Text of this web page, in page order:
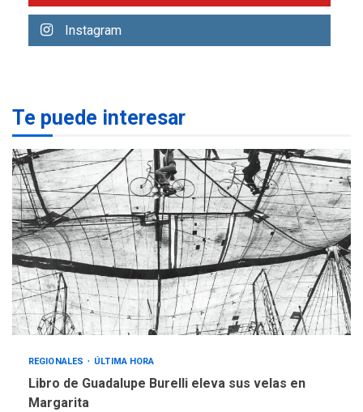
2
Margarita será sede de
para aprender a atender
adultos mayores
3
REGIONALES ÚLTIMA HORA
Mariño fortalece capacidad
operativa con flota
vehicular de 60 unidades
adquiridas en un año de
gestión
4
REGIONALES ÚLTIMA HORA
«Juan Bautista Arismendi» a
la altura de Macho Muerto
Instagram
Te puede interesar
REGIONALES ÚLTIMA HORA
Libro de Guadalupe Burelli eleva sus velas en
Margarita